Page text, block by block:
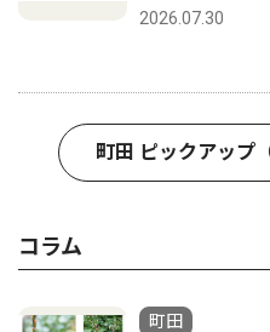
2026.07.30
町田 ピックアップ
コラム
町田